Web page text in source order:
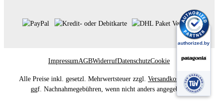
ImpressumAGBWiderrufDatenschutzCookie
Alle Preise inkl. gesetzl. Mehrwertsteuer zzgl. Versandkostenund
ggf. Nachnahmegebühren, wenn nicht anders angegeben.